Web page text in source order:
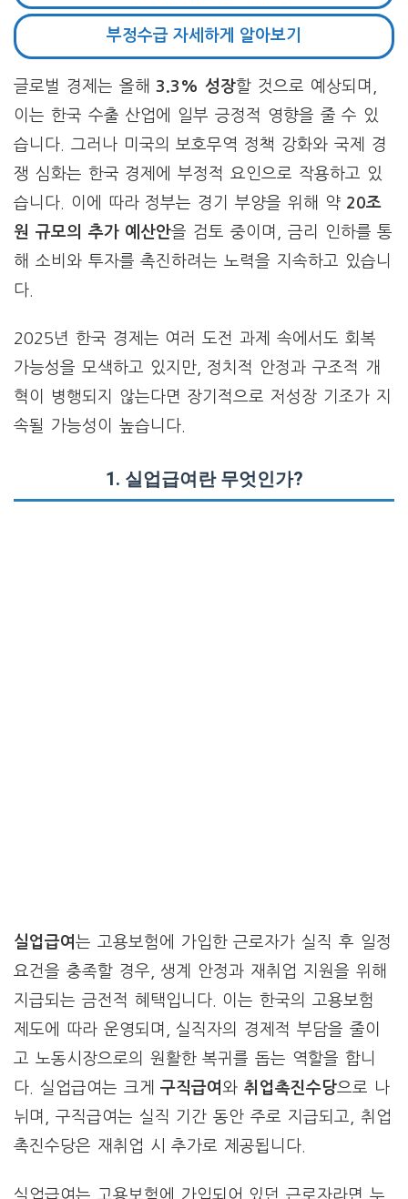
부정수급 자세하게 알아보기
글로벌 경제는 올해 3.3% 성장할 것으로 예상되며,
이는 한국 수출 산업에 일부 긍정적 영향을 줄 수 있
습니다. 그러나 미국의 보호무역 정책 강화와 국제 경
쟁 심화는 한국 경제에 부정적 요인으로 작용하고 있
습니다. 이에 따라 정부는 경기 부양을 위해 약 20조
원 규모의 추가 예산안을 검토 중이며, 금리 인하를 통
해 소비와 투자를 촉진하려는 노력을 지속하고 있습니
다.
2025년 한국 경제는 여러 도전 과제 속에서도 회복
가능성을 모색하고 있지만, 정치적 안정과 구조적 개
혁이 병행되지 않는다면 장기적으로 저성장 기조가 지
속될 가능성이 높습니다.
1. 실업급여란 무엇인가?
실업급여 는 고용보험에 가입한 근로자가 실직 후 일정
요건을 충족할 경우, 생계 안정과 재취업 지원을 위해
지급되는 금전적 혜택입니다. 이는 한국의 고용보험
제도에 따라 운영되며, 실직자의 경제적 부담을 줄이
고 노동시장으로의 원활한 복귀를 돕는 역할을 합니
다. 실업급여는 크게구직급여 와취업촉진수당으로 나
뉘며, 구직급여는 실직 기간 동안 주로 지급되고, 취업
촉진수당은 재취업 시 추가로 제공됩니다.
실업급여는 고용보험에 가입되어 있던 근로자라면 누